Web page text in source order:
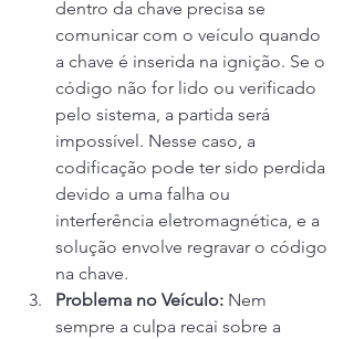
dentro da chave precisa se
comunicar com o veículo quando
a chave é inserida na ignição. Se o
código não for lido ou verificado
pelo sistema, a partida será
impossível. Nesse caso, a
codificação pode ter sido perdida
devido a uma falha ou
interferência eletromagnética, e a
solução envolve regravar o código
na chave.
Problema no Veículo: Nem
sempre a culpa recai sobre a